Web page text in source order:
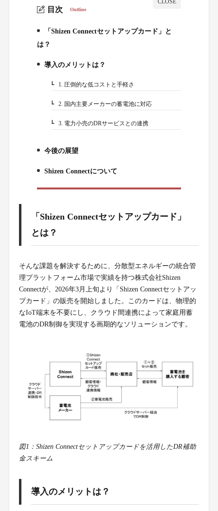
目次 Outline
「Shizen Connectセットアップカード」と
は？
導入のメリットは？
2-1.1. 圧倒的な低コストと手軽さ
2-2.2. 国内主要メーカーの蓄電池に対応
2-3.3. 電力小売のDRサービスとの連携
今後の展望
4.
Shizen Connectについて
「Shizen Connectセットアップカード」
とは？
そんな課題を解決するために、分散型エネルギーの統合管
理プラットフォーム市場で実績を持つ株式会社Shizen
Connectが、2026年3月上旬より「Shizen Connectセットアッ
プカード」の販売を開始しました。このカードは、物理的
なIoT端末を不要にし、クラウド間連携によって家庭用蓄
電池のDR制御を実現する画期的なソリューションです。
図1：Shizen Connectセットアップカードを活用したDR補助
金スキーム
導入のメリットは？